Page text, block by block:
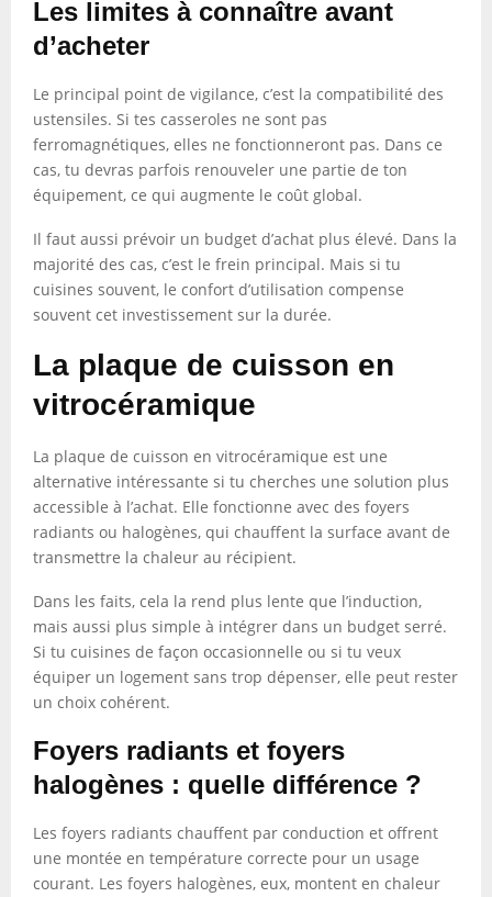
Les limites à connaître avant
d’acheter
Le principal point de vigilance, c’est la compatibilité des
ustensiles. Si tes casseroles ne sont pas
ferromagnétiques, elles ne fonctionneront pas. Dans ce
cas, tu devras parfois renouveler une partie de ton
équipement, ce qui augmente le coût global.
Il faut aussi prévoir un budget d’achat plus élevé. Dans la
majorité des cas, c’est le frein principal. Mais si tu
cuisines souvent, le confort d’utilisation compense
souvent cet investissement sur la durée.
La plaque de cuisson en
vitrocéramique
La plaque de cuisson en vitrocéramique est une
alternative intéressante si tu cherches une solution plus
accessible à l’achat. Elle fonctionne avec des foyers
radiants ou halogènes, qui chauffent la surface avant de
transmettre la chaleur au récipient.
Dans les faits, cela la rend plus lente que l’induction,
mais aussi plus simple à intégrer dans un budget serré.
Si tu cuisines de façon occasionnelle ou si tu veux
équiper un logement sans trop dépenser, elle peut rester
un choix cohérent.
Foyers radiants et foyers
halogènes : quelle différence ?
Les foyers radiants chauffent par conduction et offrent
une montée en température correcte pour un usage
courant. Les foyers halogènes, eux, montent en chaleur